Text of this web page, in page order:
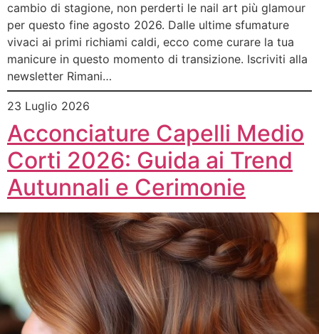
cambio di stagione, non perderti le nail art più glamour
per questo fine agosto 2026. Dalle ultime sfumature
vivaci ai primi richiami caldi, ecco come curare la tua
manicure in questo momento di transizione. Iscriviti alla
newsletter Rimani…
23 Luglio 2026
Acconciature Capelli Medio
Corti 2026: Guida ai Trend
Autunnali e Cerimonie